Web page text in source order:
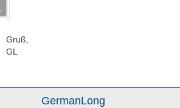
Gruß,
GL
GermanLong